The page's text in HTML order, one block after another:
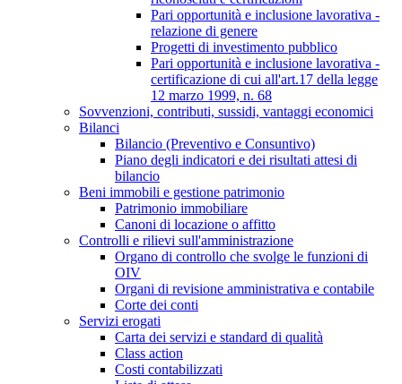
Pari opportunità e inclusione lavorativa -
relazione di genere
Progetti di investimento pubblico
Pari opportunità e inclusione lavorativa -
certificazione di cui all'art.17 della legge
12 marzo 1999, n. 68
Sovvenzioni, contributi, sussidi, vantaggi economici
Bilanci
Bilancio (Preventivo e Consuntivo)
Piano degli indicatori e dei risultati attesi di
bilancio
Beni immobili e gestione patrimonio
Patrimonio immobiliare
Canoni di locazione o affitto
Controlli e rilievi sull'amministrazione
Organo di controllo che svolge le funzioni di
OIV
Organi di revisione amministrativa e contabile
Corte dei conti
Servizi erogati
Carta dei servizi e standard di qualità
Class action
Costi contabilizzati